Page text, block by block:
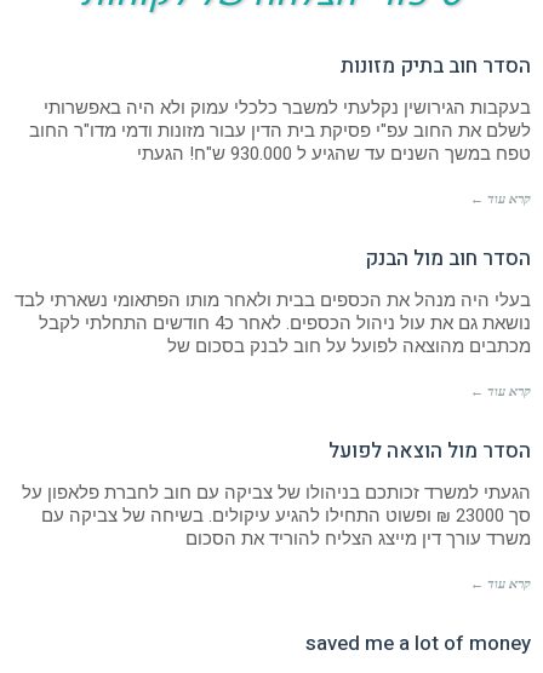
הסדר חוב בתיק מזונות
בעקבות הגירושין נקלעתי למשבר כלכלי עמוק ולא היה באפשרותי
לשלם את החוב עפ"י פסיקת בית הדין עבור מזונות ודמי מדו"ר החוב
טפח במשך השנים עד שהגיע ל 930.000 ש"ח! הגעתי
קרא עוד ←
הסדר חוב מול הבנק
בעלי היה מנהל את הכספים בבית ולאחר מותו הפתאומי נשארתי לבד
נושאת גם את עול ניהול הכספים. לאחר כ4 חודשים התחלתי לקבל
מכתבים מהוצאה לפועל על חוב לבנק בסכום של
קרא עוד ←
הסדר מול הוצאה לפועל
הגעתי למשרד זכותכם בניהולו של צביקה עם חוב לחברת פלאפון על
סך 23000 ₪ ופשוט התחילו להגיע עיקולים. בשיחה של צביקה עם
משרד עורך דין מייצג הצליח להוריד את הסכום
קרא עוד ←
saved me a lot of money